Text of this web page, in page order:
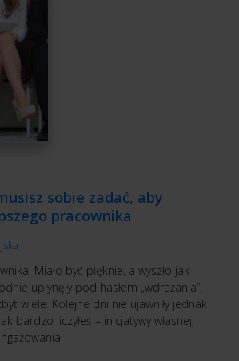
sobie zadać, aby
pracownika
Miało być pięknie, a wyszło jak
upłynęły pod hasłem „wdrażania”,
wiele. Kolejne dni nie ujawniły jednak
bardzo liczyłeś – inicjatywy własnej,